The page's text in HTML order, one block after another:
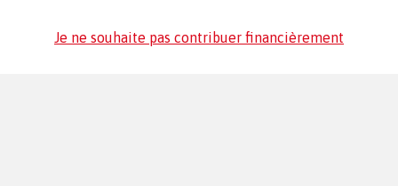
Je ne souhaite pas contribuer financièrement